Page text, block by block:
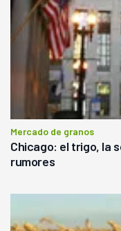
Mercado de granos
Chicago: el trigo, la
rumores